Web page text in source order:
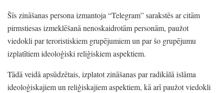
Šīs zināšanas persona izmantoja “Telegram”sarakstēs ar citām
pirmstiesas izmeklēšanā nenoskaidrotām personām, paužot
viedokli par teroristiskiem grupējumiem un par šo grupējumu
izplatītiem ideoloģiski reliģiskiem aspektiem.
Tādā veidā apsūdzētais, izplatot zināšanas par radikālā islāma
ideoloģiskajiem un reliģiskajiem aspektiem, kā arī paužot viedokli